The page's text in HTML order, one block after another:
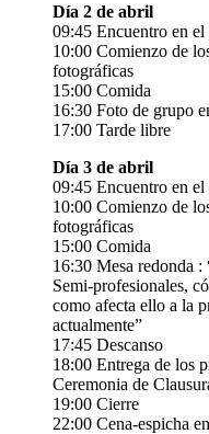
Día 2 de abril
09:45 Encuentro en
10:00 Comienzo de
fotográficas
15:00 Comida
16:30 Foto de grupo
17:00 Tarde libre
Día 3 de abril
09:45 Encuentro en
10:00 Comienzo de
fotográficas
15:00 Comida
16:30 Mesa redonda
Semi-profesionales,
como afecta ello a la
actualmente”
17:45 Descanso
18:00 Entrega de los
Ceremonia de
19:00 Cierre
22:00 Cena-espicha